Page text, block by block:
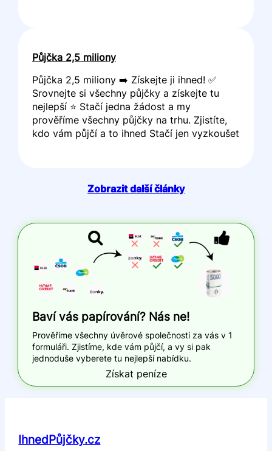
Půjčka 2,5 miliony
Půjčka 2,5 miliony ➡️ Získejte ji ihned! ✅
Srovnejte si všechny půjčky a získejte tu
nejlepší ⭐ Stačí jedna žádost a my
prověříme všechny půjčky na trhu. Zjistíte,
kdo vám půjčí a to ihned Stačí jen vyzkoušet
Zobrazit další články
Baví vás papírování? Nás ne!
Prověříme všechny úvěrové společnosti za vás v 1
formuláři. Zjistíme, kde vám půjčí, a vy si pak
jednoduše vyberete tu nejlepší nabídku.
Získat peníze
IhnedPůjčky.cz